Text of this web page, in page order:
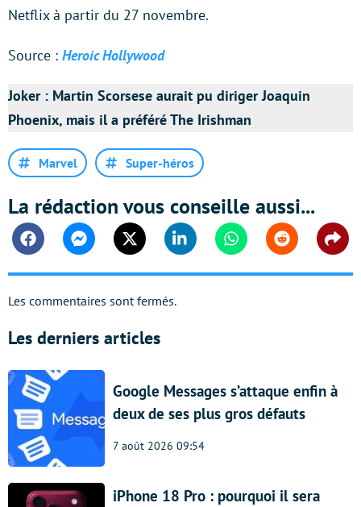
Netflix à partir du 27 novembre.
Source : Heroic Hollywood
Joker : Martin Scorsese aurait pu diriger Joaquin
Phoenix, mais il a préféré The Irishman
Marvel Super-héros
La rédaction vous conseille aussi...
FacebookMessengerTwitter Linkedin WhatsappReddit
Les commentaires sont fermés.
Les derniers articles
Google Messages s’attaque enfin à
deux de ses plus gros défauts
7 août 2026 09:54
iPhone 18 Pro : pourquoi il sera